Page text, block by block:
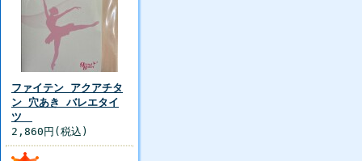
ファイテン アクアチタ
ン 穴あき バレエタイ
ツ
2,860円(税込)